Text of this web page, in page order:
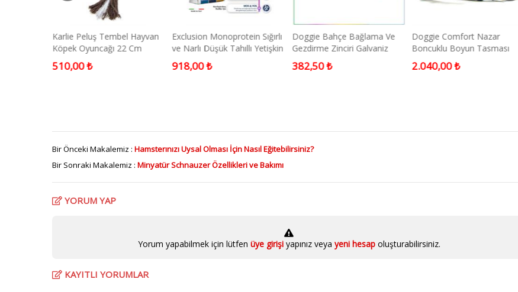
Karlie Peluş Tembel Hayvan
Köpek Oyuncağı 22 Cm
510,00 ₺
Exclusion Monoprotein Sığırlı
ve Narlı Düşük Tahıllı Yetişkin
Kedi Maması 1,5 Kg
918,00 ₺
Doggie Bahçe Bağlama Ve
Gezdirme Zinciri Galvaniz
0,5x300 Cm
382,50 ₺
Doggie Comfort Nazar
Boncuklu Boyun Tasması
Large Mavi
2.040,00 ₺
Bir Önceki Makalemiz : Hamsterınızı Uysal Olması İçin Nasıl Eğitebilirsiniz?
Bir Sonraki Makalemiz : Minyatür Schnauzer Özellikleri ve Bakımı
YORUM YAP
Yorum yapabilmek için lütfen üye girişi yapınız veya yeni hesapoluşturabilirsiniz.
KAYITLI YORUMLAR